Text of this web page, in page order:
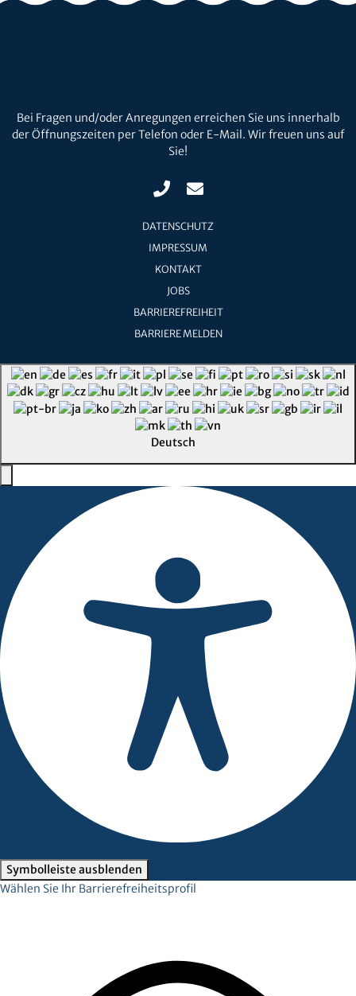
Bei Fragen und/oder Anregungen erreichen Sie uns innerhalb
der Öffnungszeiten per Telefon oder E-Mail. Wir freuen uns auf
Sie!
DATENSCHUTZ
IMPRESSUM
KONTAKT
JOBS
BARRIEREFREIHEIT
BARRIERE MELDEN
Deutsch
Symbolleiste ausblenden
Wählen Sie Ihr Barrierefreiheitsprofil